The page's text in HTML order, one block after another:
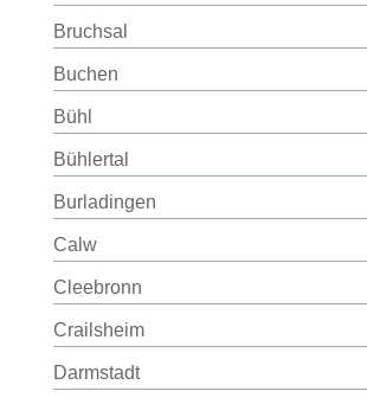
Bruchsal
Buchen
Bühl
Bühlertal
Burladingen
Calw
Cleebronn
Crailsheim
Darmstadt